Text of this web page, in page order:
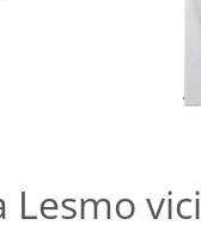
Lesmo